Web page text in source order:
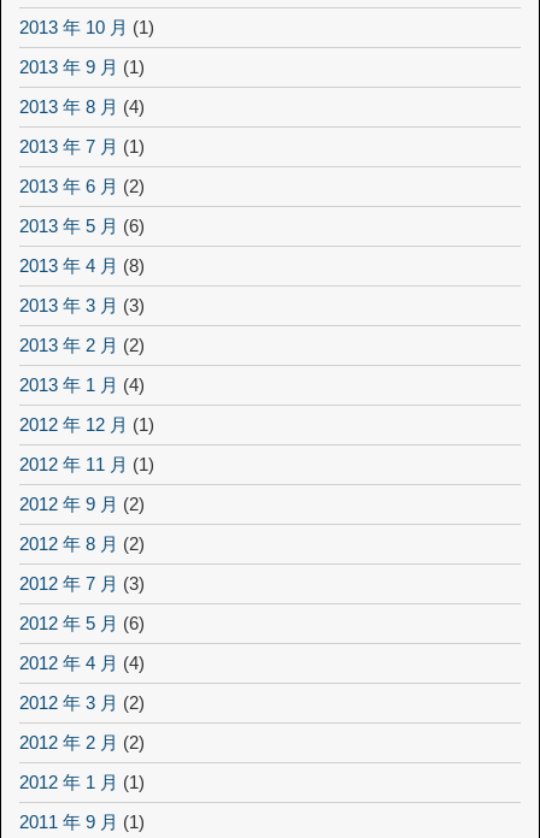
2013 年 10 月 (1)
2013 年 9 月 (1)
2013 年 8 月 (4)
2013 年 7 月 (1)
2013 年 6 月 (2)
2013 年 5 月 (6)
2013 年 4 月 (8)
2013 年 3 月 (3)
2013 年 2 月 (2)
2013 年 1 月 (4)
2012 年 12 月 (1)
2012 年 11 月 (1)
2012 年 9 月 (2)
2012 年 8 月 (2)
2012 年 7 月 (3)
2012 年 5 月 (6)
2012 年 4 月 (4)
2012 年 3 月 (2)
2012 年 2 月 (2)
2012 年 1 月 (1)
2011 年 9 月 (1)